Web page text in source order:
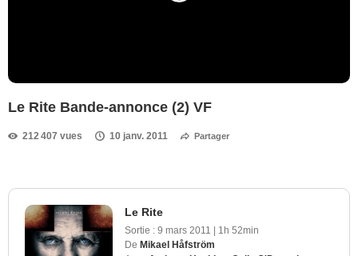
Le Rite Bande-annonce (2) VF
212 407 vues 10 janv. 2011 Partager
Le Rite
Sortie : 9 mars 2011 | 1h 52min
De Mikael Håfström